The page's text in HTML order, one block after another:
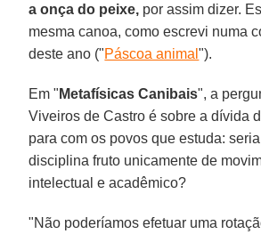
a onça do peixe, por assim dizer.
mesma canoa, como escrevi numa
deste ano ("Páscoa animal").
Em " Metafísicas Canibais", a
Viveiros de Castro é sobre a dívida
para com os povos que estuda:
disciplina fruto unicamente de
intelectual e acadêmico?
"Não poderíamos efetuar uma